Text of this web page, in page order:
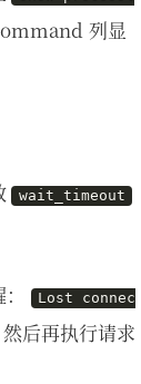
列显
wait_timeout
Lost connec
后再执行请求